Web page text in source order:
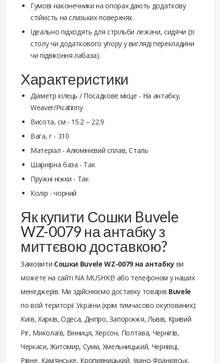
Гумові наконечники на опорах дають додаткову
стійкість на слизьких поверхнях.
Ідеально підходять для стрільби лежачи, сидячи (зі
столу чи додаткового упору у вигляді перекладини
чи підвіконня лабаза).
Характеристики
Діаметр кілець / Посадкове місце - На антабку,
Weaver/Picatinny
Висота, см - 15.2 – 22.9
Вага, г - 310
Матеріал - Алюмінієвий сплав, Сталь
Шарнірна база - Так
Пружні ніжки - Так
Колір - чорний
Як купити Сошки Buvele
WZ-0079 на антабку з
миттєвою доставкою?
Замовити Сошки Buvele WZ-0079 на антабку ви
можете на сайті NA MUSHKE! або телефоном у наших
менеджерів. Ми здійснюємо доставку товарів Buvele
по всій території України (крім тимчасово окупованих):
Київ, Харків, Одеса, Дніпро, Запоріжжя, Львів, Кривий
Ріг, Миколаїв, Вінниця, Херсон, Полтава, Чернігів,
Черкаси, Житомир, Суми, Хмельницький, Чернівці,
Рівне, Кам'янське, Кропивницький, Івано-Франківськ,